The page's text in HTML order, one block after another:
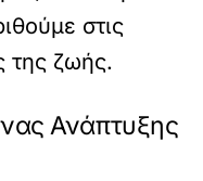
στις
της ζωής.
Ανάπτυξης